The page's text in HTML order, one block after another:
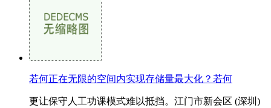
若何正在无限的空间内实现存储量最大化？若何
更让保守人工功课模式难以抵挡。江门市新会区 (深圳)